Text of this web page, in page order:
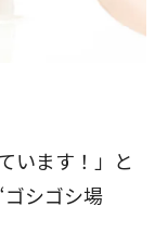
います！」と
シゴシ場